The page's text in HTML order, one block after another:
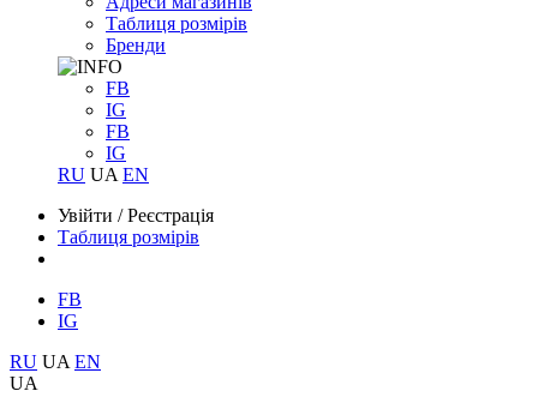
Таблиця розмірів
Бренди
FB
IG
FB
IG
RU UA EN
Увійти /Реєстрація
Таблиця розмірів
FB
IG
RU UA EN
UA